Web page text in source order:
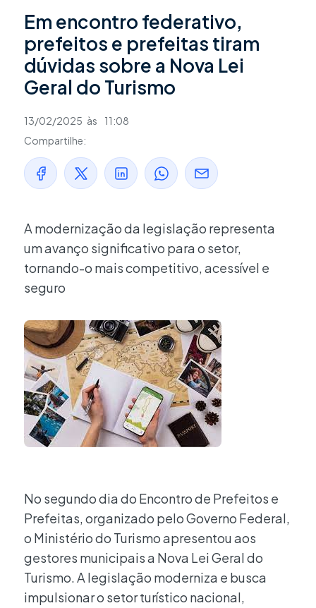
Em encontro federativo,
prefeitos e prefeitas tiram
dúvidas sobre a Nova Lei
Geral do Turismo
13/02/2025 às
11:08
Compartilhe:
A modernização da legislação representa
um avanço significativo para o setor,
tornando-o mais competitivo, acessível e
seguro
No segundo dia do Encontro de Prefeitos e
Prefeitas, organizado pelo Governo Federal,
o Ministério do Turismo apresentou aos
gestores municipais a Nova Lei Geral do
Turismo. A legislação moderniza e busca
impulsionar o setor turístico nacional,